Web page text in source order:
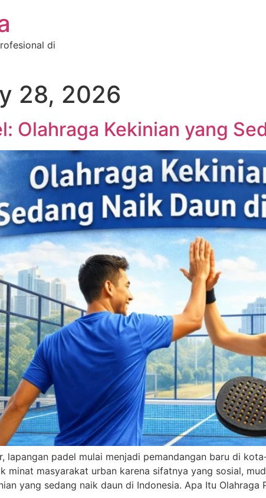
di
28, 2026
Olahraga Kekinian yang
lapangan padel mulai menjadi pemandangan baru di
minat masyarakat urban karena sifatnya yang sosial,
yang sedang naik daun di Indonesia. Apa Itu Olahraga